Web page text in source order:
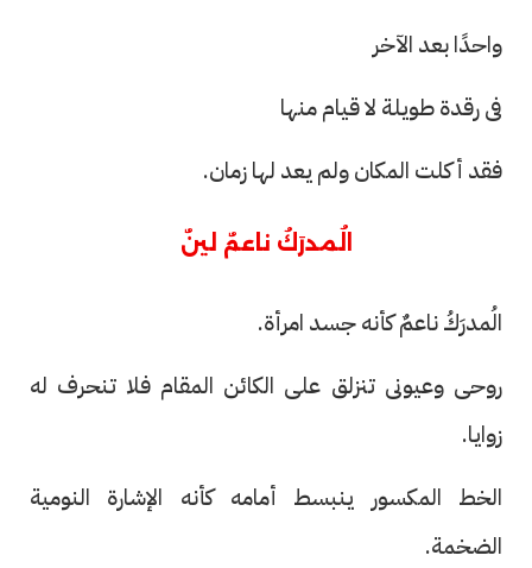
واحدًا بعد الآخر
فى رقدة طويلة لا قيام منها
فقد أكلت المكان ولم يعد لها زمان.
الُمدرَكُ ناعمٌ لينٌ
الُمدرَكُ ناعمٌ كأنه جسد امرأة.
روحى وعيونى تنزلق على الكائن المقام فلا تنحرف له
زوايا.
الخط المكسور ينبسط أمامه كأنه الإشارة النومية
الضخمة.